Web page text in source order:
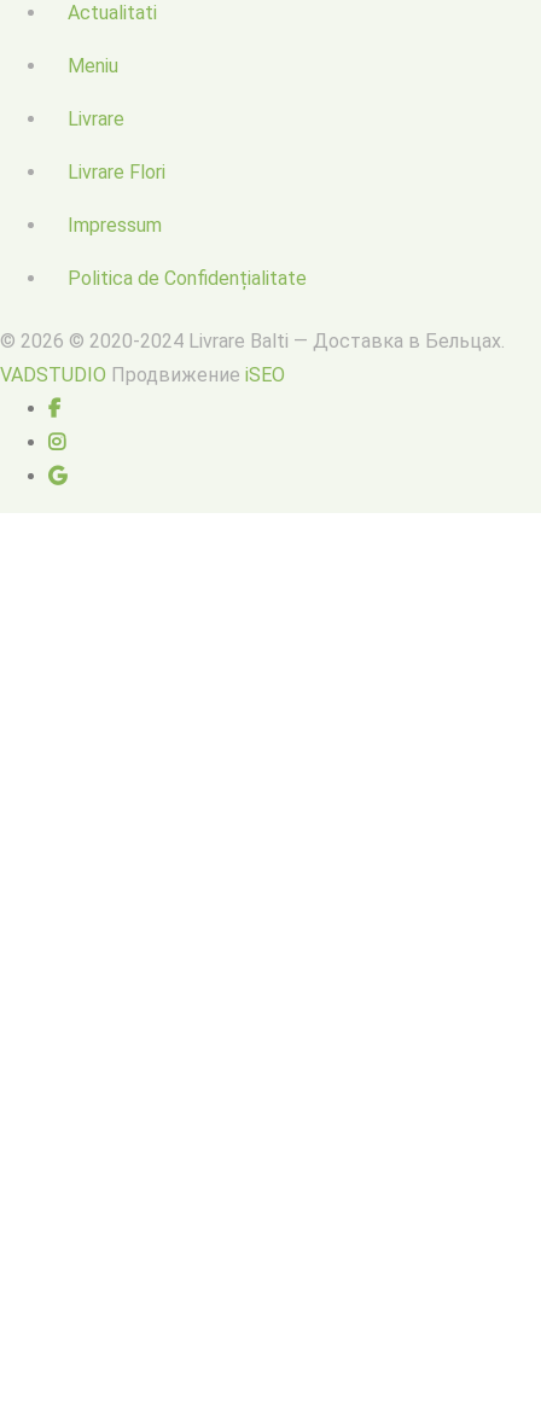
Actualitati
Meniu
Livrare
Livrare Flori
Impressum
Politica de Confidențialitate
© 2026 © 2020-2024 Livrare Balti — Доставка в Бельцах.
VADSTUDIO Продвижение iSEO